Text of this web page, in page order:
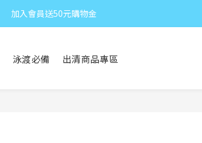
加入會員送50元購物金
泳渡必備 出清商品專區